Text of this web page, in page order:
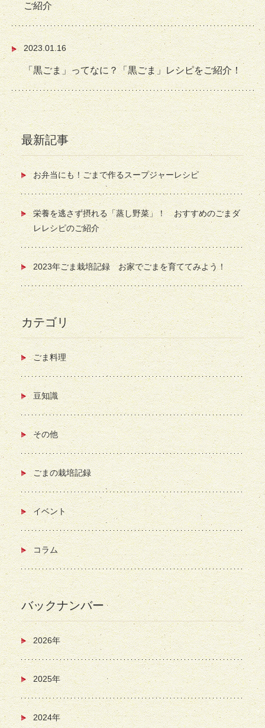
ご紹介
2023.01.16
「黒ごま」ってなに？「黒ごま」レシピをご紹介！
最新記事
お弁当にも！ごまで作るスープジャーレシピ
栄養を逃さず摂れる「蒸し野菜」！ おすすめのごまダ
レレシピのご紹介
2023年ごま栽培記録 お家でごまを育ててみよう！
カテゴリ
ごま料理
豆知識
その他
ごまの栽培記録
イベント
コラム
バックナンバー
2026年
2025年
2024年